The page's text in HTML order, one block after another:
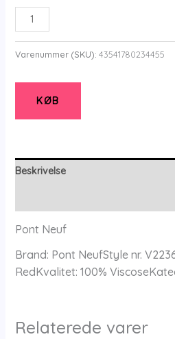
Pont
Neuf
-
-
Pncarine
-
-
Neuf
antal
Varenummer (SKU): 43541780234455
KØB
Beskrivelse
Pont Neuf
Brand: Pont NeufStyle nr.
RedKvalitet: 100%
Relaterede varer